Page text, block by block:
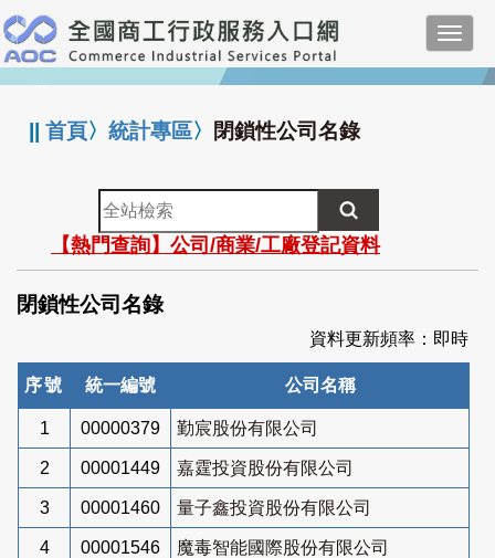
跳
到
主
要
:::
||首頁〉統計專區〉 閉鎖性公司名錄
全
站
檢
索
【熱門查詢】公司/商業/工廠登記資料
閉鎖性公司名錄
資料更新頻率：即時
序號 統一編號 公司名稱
1 00000379 勤宸股份有限公司
2 00001449 嘉霆投資股份有限公司
3 00001460 量子鑫投資股份有限公司
4 00001546 魔毒智能國際股份有限公司